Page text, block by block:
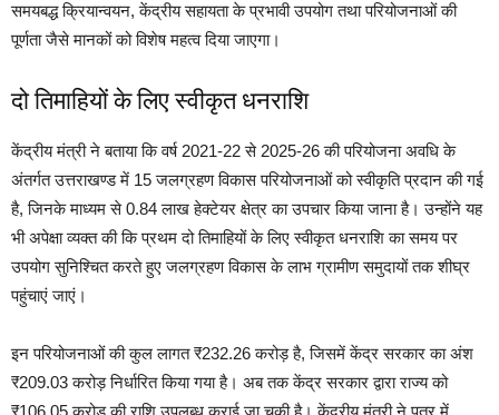
समयबद्ध क्रियान्वयन, केंद्रीय सहायता के प्रभावी उपयोग तथा परियोजनाओं की
पूर्णता जैसे मानकों को विशेष महत्व दिया जाएगा।
दो तिमाहियों के लिए स्वीकृत धनराशि
केंद्रीय मंत्री ने बताया कि वर्ष 2021-22 से 2025-26 की परियोजना अवधि के
अंतर्गत उत्तराखण्ड में 15 जलग्रहण विकास परियोजनाओं को स्वीकृति प्रदान की गई
है, जिनके माध्यम से 0.84 लाख हेक्टेयर क्षेत्र का उपचार किया जाना है। उन्होंने यह
भी अपेक्षा व्यक्त की कि प्रथम दो तिमाहियों के लिए स्वीकृत धनराशि का समय पर
उपयोग सुनिश्चित करते हुए जलग्रहण विकास के लाभ ग्रामीण समुदायों तक शीघ्र
पहुंचाएं जाएं।
इन परियोजनाओं की कुल लागत ₹232.26 करोड़ है, जिसमें केंद्र सरकार का अंश
₹209.03 करोड़ निर्धारित किया गया है। अब तक केंद्र सरकार द्वारा राज्य को
₹106.05 करोड़ की राशि उपलब्ध कराई जा चुकी है। केंद्रीय मंत्री ने पत्र में